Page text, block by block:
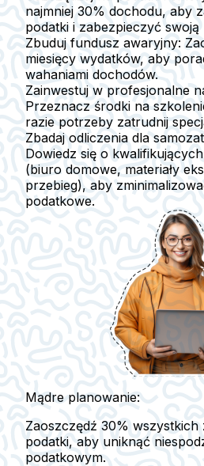
najmniej 30% dochodu, aby
podatki i zabezpieczyć swoją
Zbuduj fundusz awaryjny:
miesięcy wydatków, aby
wahaniami dochodów.
Zainwestuj w profesjonalne
Przeznacz środki na
razie potrzeby zatrudnij
Zbadaj odliczenia dla
Dowiedz się o
(biuro domowe, materiały
przebieg), aby
podatkowe.
Mądre planowanie:
Zaoszczędź 30%
podatki, aby uniknąć
podatkowym.